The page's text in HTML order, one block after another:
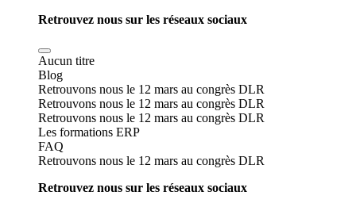
Retrouvez nous sur les réseaux sociaux
Aucun titre
Blog
Retrouvons nous le 12 mars au congrès DLR
Retrouvons nous le 12 mars au congrès DLR
Retrouvons nous le 12 mars au congrès DLR
Les formations ERP
FAQ
Retrouvons nous le 12 mars au congrès DLR
Retrouvez nous sur les réseaux sociaux